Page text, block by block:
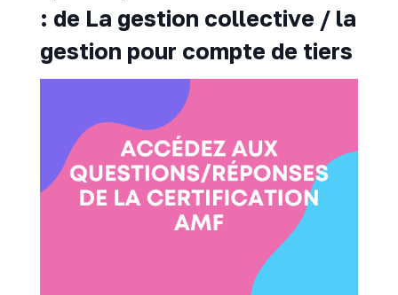
: de La gestion collective / la
gestion pour compte de tiers